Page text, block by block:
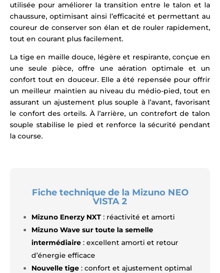
utilisée pour améliorer la transition entre le talon et la
chaussure, optimisant ainsi l’efficacité et permettant au
coureur de conserver son élan et de rouler rapidement,
tout en courant plus facilement.
La tige en maille douce, légère et respirante, conçue en
une seule pièce, offre une aération optimale et un
confort tout en douceur. Elle a été repensée pour offrir
un meilleur maintien au niveau du médio-pied, tout en
assurant un ajustement plus souple à l’avant, favorisant
le confort des orteils. À l’arrière, un contrefort de talon
souple stabilise le pied et renforce la sécurité pendant
la course.
Fiche technique de la Mizuno NEO
VISTA 2
Mizuno Enerzy NXT : réactivité et amorti
Mizuno Wave sur toute la semelle
intermédiaire : excellent amorti et retour
d’énergie efficace
Nouvelle tige : confort et ajustement optimal